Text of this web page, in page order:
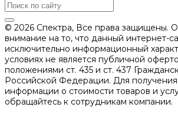
© 2026 Спектра, Все права защищены.
внимание на то, что данный интернет-
исключительно информационный
условиях не является публичной
положениями ст. 435 и ст. 437
Российской Федерации. Для
информации о стоимости товаров и
обращайтесь к сотрудникам компании.